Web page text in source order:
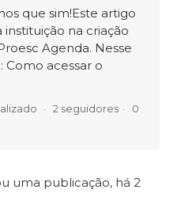
que sim!Este artigo
instituição na criação
Agenda. Nesse
Como acessar o
2 seguidores
0
uma publicação, há 2